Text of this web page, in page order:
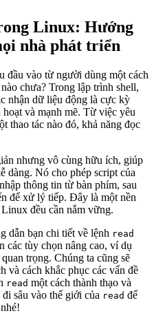
Linux: Hướng
nhà phát triển
đầu vào từ người dùng một cách
chưa? Trong lập trình shell,
nhận dữ liệu động là cực kỳ
và mạnh mẽ. Từ việc yêu
thao tác nào đó, khả năng đọc
nhưng vô cùng hữu ích, giúp
dàng. Nó cho phép script của
thông tin từ bàn phím, sau
để xử lý tiếp. Đây là một nền
đều cần nắm vững.
dẫn bạn chi tiết về lệnh read
các tùy chọn nâng cao, ví dụ
trọng. Chúng ta cũng sẽ
và cách khắc phục các vấn đề
read một cách thành thạo và
sâu vào thế giới của read để